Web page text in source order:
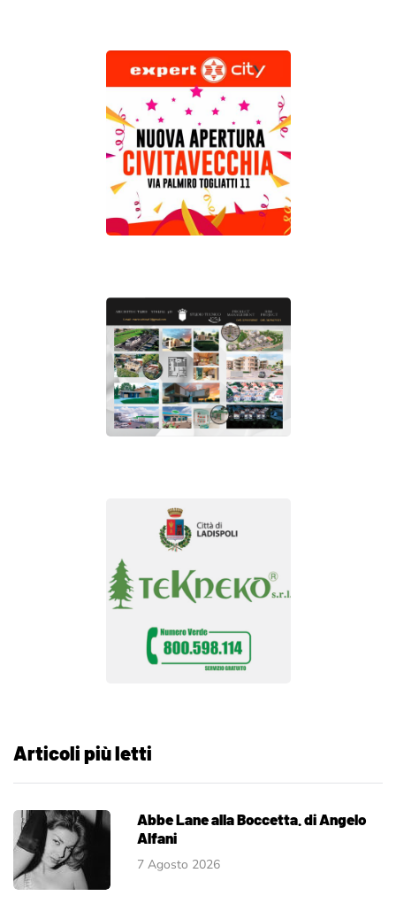
Articoli più letti
Abbe Lane alla Boccetta. di Angelo
Alfani
7 Agosto 2026